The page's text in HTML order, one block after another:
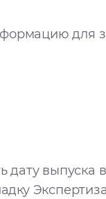
для
дату выпуска
Экспертиза